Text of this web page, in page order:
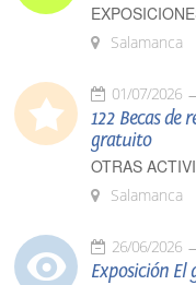
Salamanca
01/07/2026
122 Becas de
gratuito
OTRAS
Salamanca
26/06/2026
Exposición El